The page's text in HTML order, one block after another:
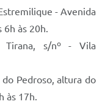
- Avenida
6h às 20h.
Tirana, s/nº - Vila
Pedroso, altura do
às 17h.